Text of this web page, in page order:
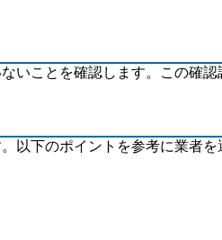
いことを確認します。この確認
下のポイントを参考に業者を